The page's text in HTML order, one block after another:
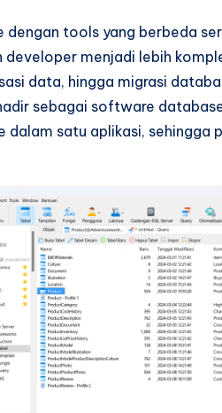
dengan tools yang berbeda
menjadi lebih
data, hingga migrasi
sebagai software
satu aplikasi, sehingga